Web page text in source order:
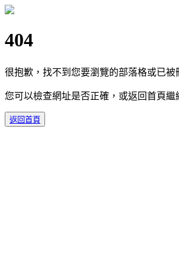
404
很抱歉，找不到您要瀏覽的部落格或已被
您可以檢查網址是否正確，或返回首頁繼
返回首頁